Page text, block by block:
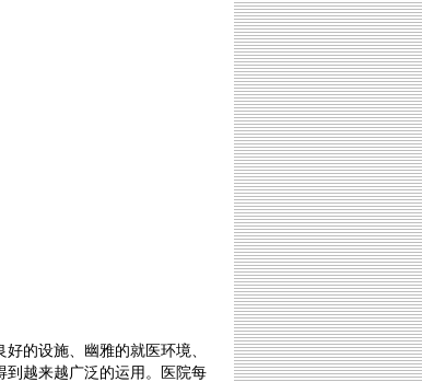
的设施、幽雅的就医环境、
到越来越广泛的运用。医院每